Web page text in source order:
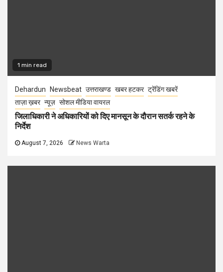
1 min read
Dehardun Newsbeat उत्तराखण्ड खबर हटकर ट्रेंडिंग खबरें
ताज़ा ख़बर न्यूज़ सोशल मीडिया वायरल
जिलाधिकारी ने अधिकारियों को दिए मानसून के दौरान सतर्क रहने के
निर्देश
August 7, 2026 News Warta